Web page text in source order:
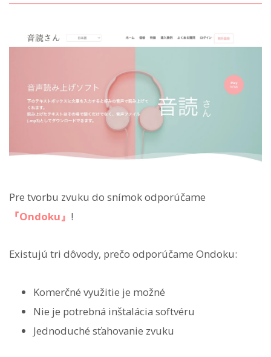
Pre tvorbu zvuku do snímok odporúčame
『Ondoku』 !
Existujú tri dôvody, prečo odporúčame Ondoku:
Komerčné využitie je možné
Nie je potrebná inštalácia softvéru
Jednoduché sťahovanie zvuku